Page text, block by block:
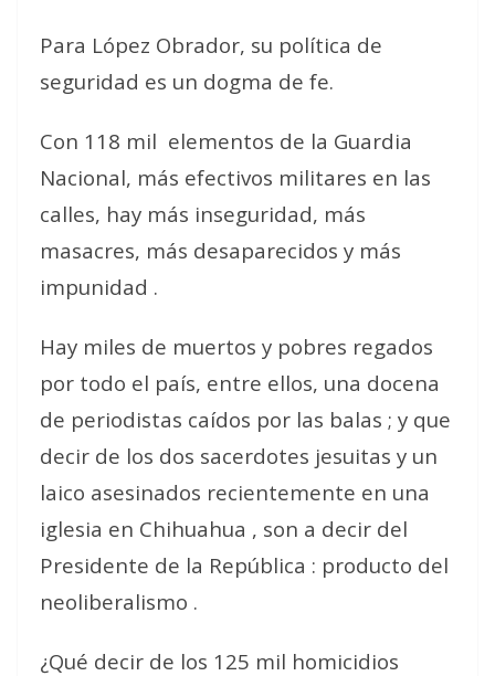
Para López Obrador, su política de
seguridad es un dogma de fe.
Con 118 mil elementos de la Guardia
Nacional, más efectivos militares en las
calles, hay más inseguridad, más
masacres, más desaparecidos y más
impunidad .
Hay miles de muertos y pobres regados
por todo el país, entre ellos, una docena
de periodistas caídos por las balas ; y que
decir de los dos sacerdotes jesuitas y un
laico asesinados recientemente en una
iglesia en Chihuahua , son a decir del
Presidente de la República : producto del
neoliberalismo .
¿Qué decir de los 125 mil homicidios